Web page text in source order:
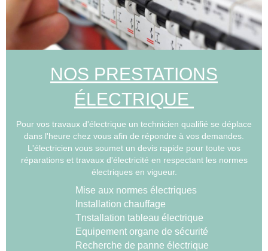
NOS PRESTATIONS
ÉLECTRIQUE
Pour vos travaux d'électrique un technicien qualifié se déplace
dans l'heure chez vous afin de répondre à vos demandes.
L'électricien vous soumet un devis rapide pour toute vos
réparations et travaux d'électricité en respectant les normes
électriques en vigueur.
Mise aux normes électriques
Installation chauffage
Tnstallation tableau électrique
Equipement organe de sécurité
Recherche de panne électrique